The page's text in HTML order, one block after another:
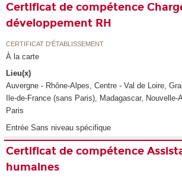
Certificat de compétence
développement RH
CERTIFICAT D'ÉTABLISSEMENT
À la carte
Lieu(x)
Auvergne - Rhône-Alpes, Centre - Val de Loire,
Ile-de-France (sans Paris), Madagascar,
Paris
Entrée Sans niveau spécifique
Certificat de compétence
humaines